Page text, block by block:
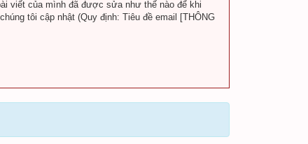
viết của mình đã được sửa như thế nào để khi
tôi cập nhật (Quy định: Tiêu đề email [THÔNG